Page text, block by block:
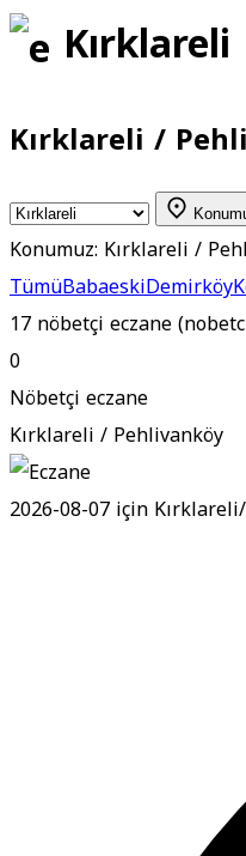
Kırklareli /
Konumuz: Kırklareli /
TümüBabaeskiDemirköy
17 nöbetçi eczane
0
Nöbetçi eczane
Kırklareli / Pehlivanköy
2026-08-07 için